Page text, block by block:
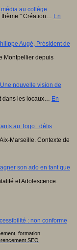
au collège
thème " Création… En
Augé, Président de
Montpellier depuis
nouvelle vision de
dans les locaux… En
au Togo : défis
Marseille. Contexte de
son ado en tant que
et Adolescence.
: non conforme
formation
SEO